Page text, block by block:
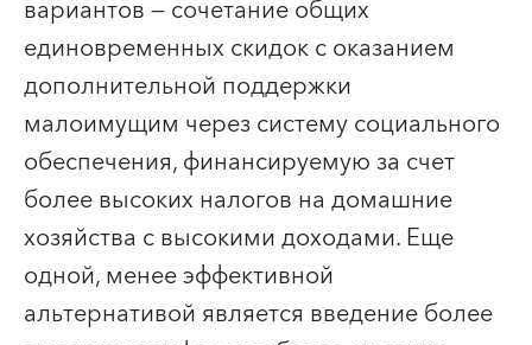
вариантов — сочетание общих
единовременных скидок с оказанием
дополнительной поддержки
малоимущим через систему социального
обеспечения, финансируемую за счет
более высоких налогов на домашние
хозяйства с высокими доходами. Еще
одной, менее эффективной
альтернативой является введение более